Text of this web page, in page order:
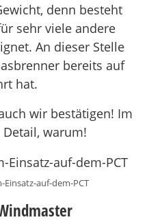
denn besteht
sehr viele andere
An dieser Stelle
bereits auf
hat.
wir bestätigen! Im
warum!
auf-dem-PCT